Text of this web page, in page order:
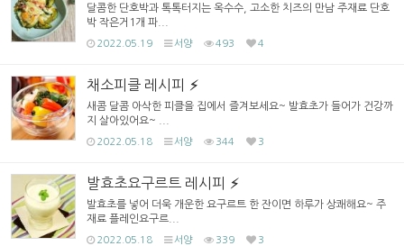
달콤한 단호박과 톡톡터지는 옥수수, 고소한 치즈의 만남 주재료 단호
박 작은거1개 파...
2022.05.19 서양 493 4
채소피클 레시피
새콤 달콤 아삭한 피클을 집에서 즐겨보세요~ 발효초가 들어가 건강까
지 살아있어요~ ...
2022.05.18 서양 344 3
발효초요구르트 레시피
발효초를 넣어 더욱 개운한 요구르트 한 잔이면 하루가 상쾌해요~ 주
재료 플레인요구르...
2022.05.18 서양 339 3